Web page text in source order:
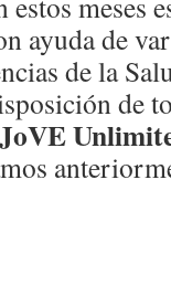
ayuda de
de la
de
JoVE